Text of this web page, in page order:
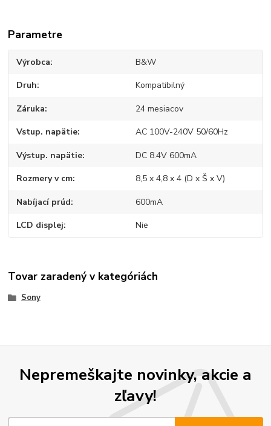
Parametre
Výrobca B&W
Druh Kompatibilný
Záruka 24 mesiacov
Vstup. napätie AC 100V-240V 50/60Hz
Výstup. napätie DC 8.4V 600mA
Rozmery v cm 8,5 x 4,8 x 4 (D x Š x V)
Nabíjací prúd 600mA
LCD displej Nie
Tovar zaradený v kategóriách
Sony
Nepremeškajte novinky, akcie a
zľavy!